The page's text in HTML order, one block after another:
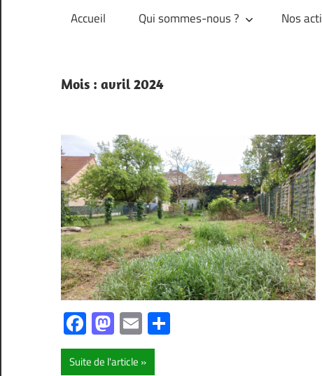
Accueil Qui sommes-nous ? Nos
Mois : avril 2024
Facebook
Mastodon
Email
Suite de l'article